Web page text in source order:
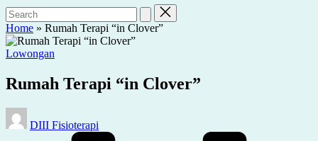
Home » Rumah Terapi “in Clover”
Posted
Lowongan
Rumah Terapi “in Clover”
Posted
by
DIII Fisioterapi